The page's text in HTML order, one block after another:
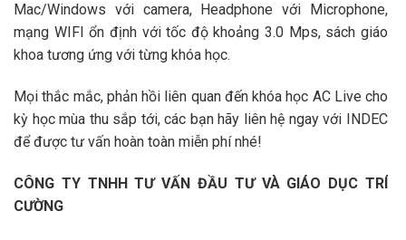
Mac/Windows với camera, Headphone với Microphone,
mạng WIFI ổn định với tốc độ khoảng 3.0 Mps, sách giáo
khoa tương ứng với từng khóa học.
Mọi thắc mắc, phản hồi liên quan đến khóa học AC Live cho
kỳ học mùa thu sắp tới, các bạn hãy liên hệ ngay với INDEC
để được tư vấn hoàn toàn miễn phí nhé!
CÔNG TY TNHH TƯ VẤN ĐẦU TƯ VÀ GIÁO DỤC TRÍ
CƯỜNG